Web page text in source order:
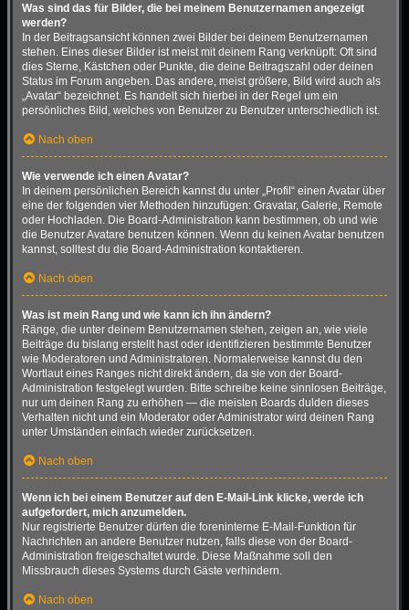
Was sind das für Bilder, die bei meinem Benutzernamen angezeigt
werden?
In der Beitragsansicht können zwei Bilder bei deinem Benutzernamen
stehen. Eines dieser Bilder ist meist mit deinem Rang verknüpft: Oft sind
dies Sterne, Kästchen oder Punkte, die deine Beitragszahl oder deinen
Status im Forum angeben. Das andere, meist größere, Bild wird auch als
„Avatar“ bezeichnet. Es handelt sich hierbei in der Regel um ein
persönliches Bild, welches von Benutzer zu Benutzer unterschiedlich ist.
Nach oben
Wie verwende ich einen Avatar?
In deinem persönlichen Bereich kannst du unter „Profil“ einen Avatar über
eine der folgenden vier Methoden hinzufügen: Gravatar, Galerie, Remote
oder Hochladen. Die Board-Administration kann bestimmen, ob und wie
die Benutzer Avatare benutzen können. Wenn du keinen Avatar benutzen
kannst, solltest du die Board-Administration kontaktieren.
Nach oben
Was ist mein Rang und wie kann ich ihn ändern?
Ränge, die unter deinem Benutzernamen stehen, zeigen an, wie viele
Beiträge du bislang erstellt hast oder identifizieren bestimmte Benutzer
wie Moderatoren und Administratoren. Normalerweise kannst du den
Wortlaut eines Ranges nicht direkt ändern, da sie von der Board-
Administration festgelegt wurden. Bitte schreibe keine sinnlosen Beiträge,
nur um deinen Rang zu erhöhen — die meisten Boards dulden dieses
Verhalten nicht und ein Moderator oder Administrator wird deinen Rang
unter Umständen einfach wieder zurücksetzen.
Nach oben
Wenn ich bei einem Benutzer auf den E-Mail-Link klicke, werde ich
aufgefordert, mich anzumelden.
Nur registrierte Benutzer dürfen die foreninterne E-Mail-Funktion für
Nachrichten an andere Benutzer nutzen, falls diese von der Board-
Administration freigeschaltet wurde. Diese Maßnahme soll den
Missbrauch dieses Systems durch Gäste verhindern.
Nach oben